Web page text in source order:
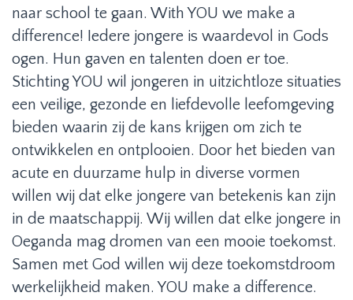
naar school te gaan. With YOU we make a
difference! Iedere jongere is waardevol in Gods
ogen. Hun gaven en talenten doen er toe.
Stichting YOU wil jongeren in uitzichtloze situaties
een veilige, gezonde en liefdevolle leefomgeving
bieden waarin zij de kans krijgen om zich te
ontwikkelen en ontplooien. Door het bieden van
acute en duurzame hulp in diverse vormen
willen wij dat elke jongere van betekenis kan zijn
in de maatschappij. Wij willen dat elke jongere in
Oeganda mag dromen van een mooie toekomst.
Samen met God willen wij deze toekomstdroom
werkelijkheid maken. YOU make a difference.